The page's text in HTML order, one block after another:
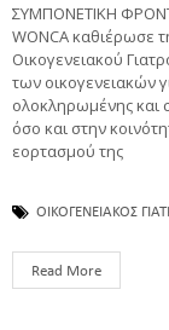
ΣΥΜΠΟΝΕΤΙΚΗ
WONCA καθιέρωσε
Οικογενειακού
των οικογενειακών
ολοκληρωμένης και
όσο και στην
εορτασμού της
ΟΙΚΟΓΕΝΕΙΑΚΟΣ
Read More